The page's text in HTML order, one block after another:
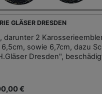
GLÄSER DRESDEN
darunter 2
sowie 6,7cm, dazu
Dresden",
€